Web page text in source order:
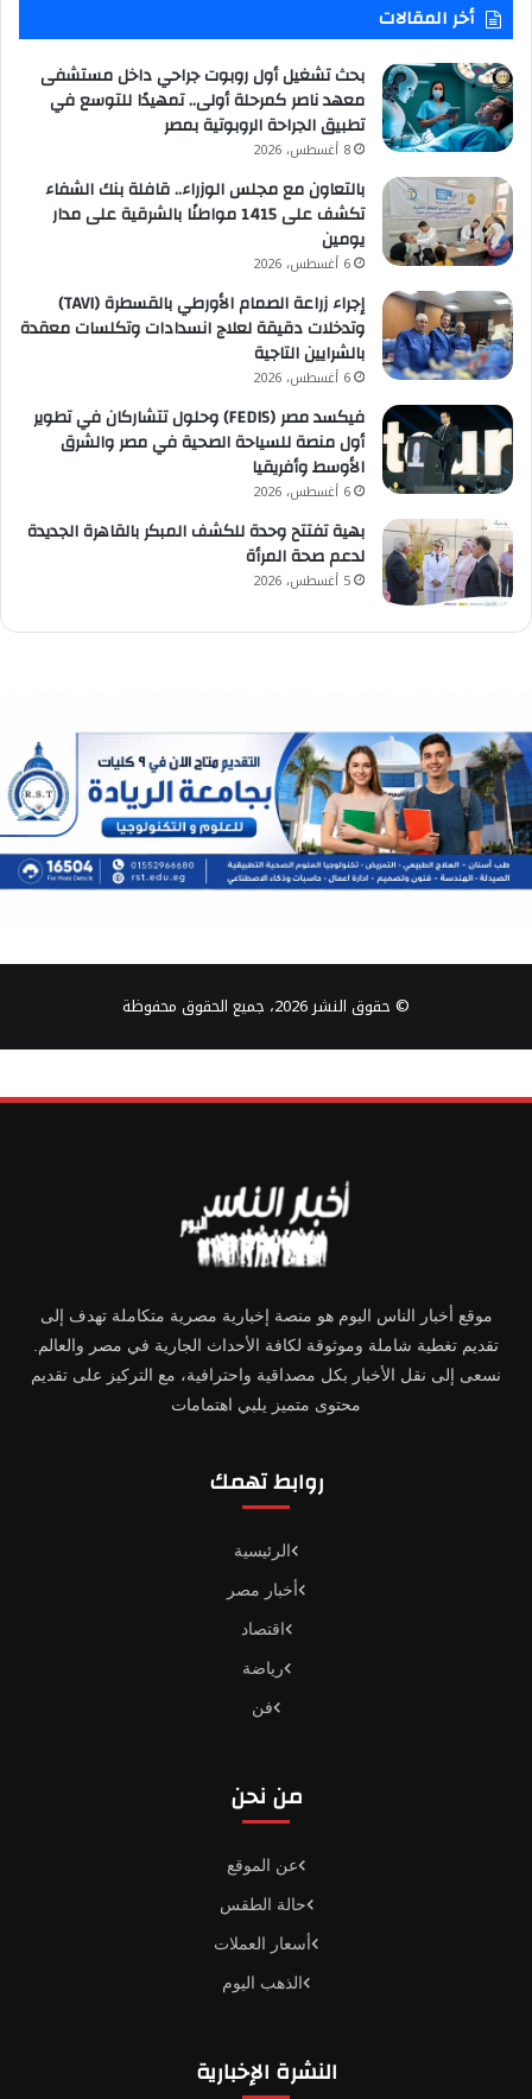
أخر المقالات
بحث تشغيل أول روبوت جراحي داخل مستشفى
معهد ناصر كمرحلة أولى.. تمهيدًا للتوسع في
تطبيق الجراحة الروبوتية بمصر
8 أغسطس، 2026
بالتعاون مع مجلس الوزراء.. قافلة بنك الشفاء
تكشف على 1415 مواطنًا بالشرقية على مدار
يومين
6 أغسطس، 2026
إجراء زراعة الصمام الأورطي بالقسطرة (TAVI)
وتدخلات دقيقة لعلاج انسدادات وتكلسات معقدة
بالشرايين التاجية
6 أغسطس، 2026
فيكسد مصر (FEDIS) وحلول تتشاركان في تطوير
أول منصة للسياحة الصحية في مصر والشرق
الأوسط وأفريقيا
6 أغسطس، 2026
بهية تفتتح وحدة للكشف المبكر بالقاهرة الجديدة
لدعم صحة المرأة
5 أغسطس، 2026
© حقوق النشر 2026، جميع الحقوق محفوظة
موقع أخبار الناس اليوم هو منصة إخبارية مصرية متكاملة تهدف إلى
تقديم تغطية شاملة وموثوقة لكافة الأحداث الجارية في مصر والعالم.
نسعى إلى نقل الأخبار بكل مصداقية واحترافية، مع التركيز على تقديم
محتوى متميز يلبي اهتمامات
روابط تهمك
الرئيسية
أخبار مصر
اقتصاد
رياضة
فن
من نحن
عن الموقع
حالة الطقس
أسعار العملات
الذهب اليوم
النشرة الإخبارية